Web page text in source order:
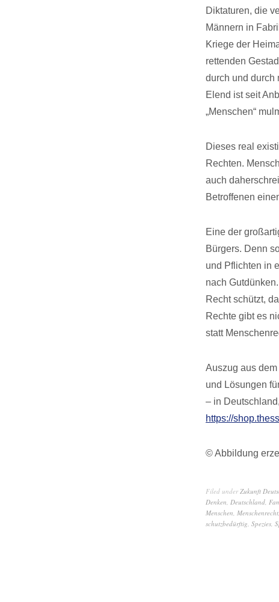
Diktaturen, die
Männern in
Kriege der
rettenden
durch und durch
Elend ist seit
„Menschen“
Dieses real
Rechten.
auch
Betroffenen
Eine der
Bürgers. Denn
und Pflichten in
nach
Recht schützt,
Rechte gibt es
statt
Auszug aus
und Lösungen
– in
https://
© Abbildung
Filed underZukunft
Denken, Deutschland,
Menschen, Menschenrecht,
schutzbedürftig, Spezies,